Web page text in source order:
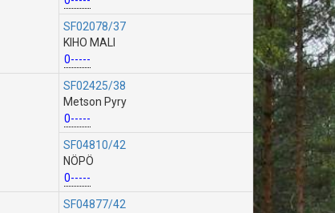
SF02078/37
KIHO MALI
0-----
SF02425/38
Metson Pyry
0-----
SF04810/42
NÖPÖ
0-----
SF04877/42